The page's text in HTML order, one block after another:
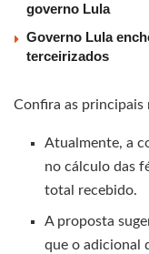
governo Lula
Governo Lula
terceirizados
Confira as principais
Atualmente, a
no cálculo das
total recebido.
A proposta
que o adicional